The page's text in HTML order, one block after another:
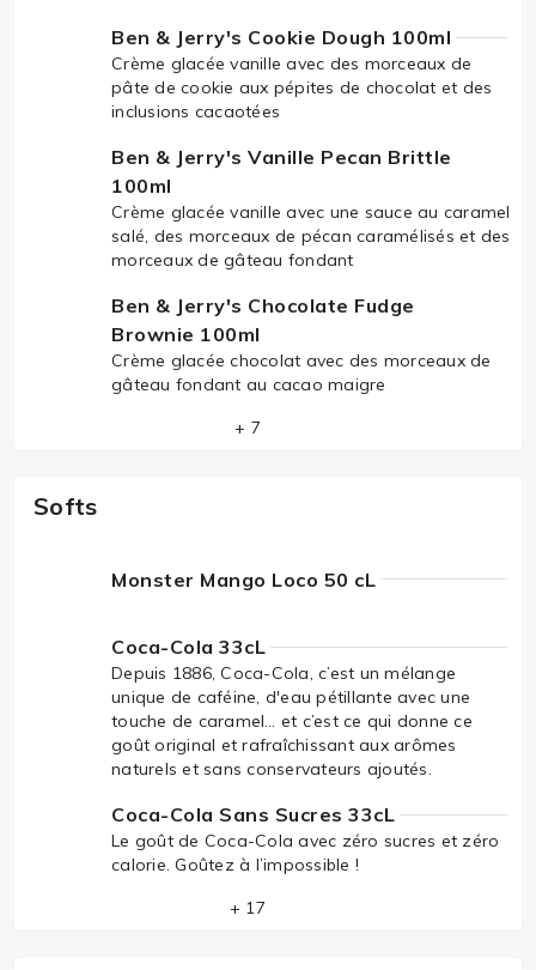
Ben & Jerry's Cookie Dough 100ml
Crème glacée vanille avec des morceaux de
pâte de cookie aux pépites de chocolat et des
inclusions cacaotées
Ben & Jerry's Vanille Pecan Brittle
100ml
Crème glacée vanille avec une sauce au caramel
salé, des morceaux de pécan caramélisés et des
morceaux de gâteau fondant
Ben & Jerry's Chocolate Fudge
Brownie 100ml
Crème glacée chocolat avec des morceaux de
gâteau fondant au cacao maigre
+ 7
Softs
Monster Mango Loco 50 cL
Coca-Cola 33cL
Depuis 1886, Coca-Cola, c’est un mélange
unique de caféine, d'eau pétillante avec une
touche de caramel… et c’est ce qui donne ce
goût original et rafraîchissant aux arômes
naturels et sans conservateurs ajoutés.
Coca-Cola Sans Sucres 33cL
Le goût de Coca-Cola avec zéro sucres et zéro
calorie. Goûtez à l’impossible !
+ 17